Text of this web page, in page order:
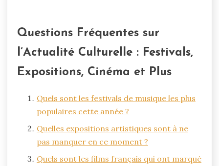
Questions Fréquentes sur
l’Actualité Culturelle : Festivals,
Expositions, Cinéma et Plus
Quels sont les festivals de musique les plus
populaires cette année ?
Quelles expositions artistiques sont à ne
pas manquer en ce moment ?
Quels sont les films français qui ont marqué